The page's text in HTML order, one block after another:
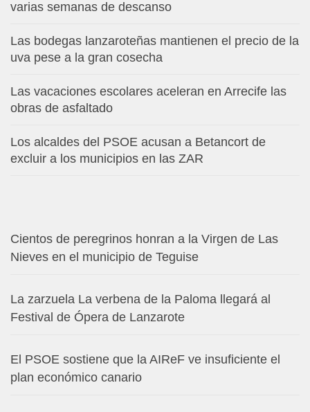
varias semanas de descanso
Las bodegas lanzaroteñas mantienen el precio de la
uva pese a la gran cosecha
Las vacaciones escolares aceleran en Arrecife las
obras de asfaltado
Los alcaldes del PSOE acusan a Betancort de
excluir a los municipios en las ZAR
Cientos de peregrinos honran a la Virgen de Las
Nieves en el municipio de Teguise
La zarzuela La verbena de la Paloma llegará al
Festival de Ópera de Lanzarote
El PSOE sostiene que la AIReF ve insuficiente el
plan económico canario